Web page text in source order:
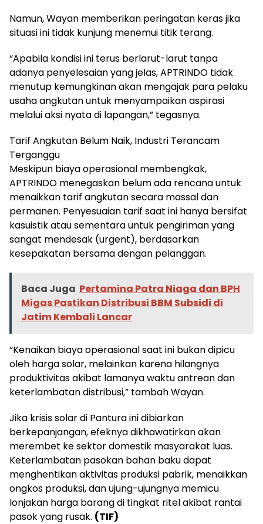
Namun, Wayan memberikan peringatan keras jika
situasi ini tidak kunjung menemui titik terang.
“Apabila kondisi ini terus berlarut-larut tanpa
adanya penyelesaian yang jelas, APTRINDO tidak
menutup kemungkinan akan mengajak para pelaku
usaha angkutan untuk menyampaikan aspirasi
melalui aksi nyata di lapangan,” tegasnya.
Tarif Angkutan Belum Naik, Industri Terancam
Terganggu
Meskipun biaya operasional membengkak,
APTRINDO menegaskan belum ada rencana untuk
menaikkan tarif angkutan secara massal dan
permanen. Penyesuaian tarif saat ini hanya bersifat
kasuistik atau sementara untuk pengiriman yang
sangat mendesak (urgent), berdasarkan
kesepakatan bersama dengan pelanggan.
Baca Juga Pertamina Patra Niaga dan BPH
Migas Pastikan Distribusi BBM Subsidi di
Jatim Kembali Lancar
“Kenaikan biaya operasional saat ini bukan dipicu
oleh harga solar, melainkan karena hilangnya
produktivitas akibat lamanya waktu antrean dan
keterlambatan distribusi,” tambah Wayan.
Jika krisis solar di Pantura ini dibiarkan
berkepanjangan, efeknya dikhawatirkan akan
merembet ke sektor domestik masyarakat luas.
Keterlambatan pasokan bahan baku dapat
menghentikan aktivitas produksi pabrik, menaikkan
ongkos produksi, dan ujung-ujungnya memicu
lonjakan harga barang di tingkat ritel akibat rantai
pasok yang rusak. (TIF)